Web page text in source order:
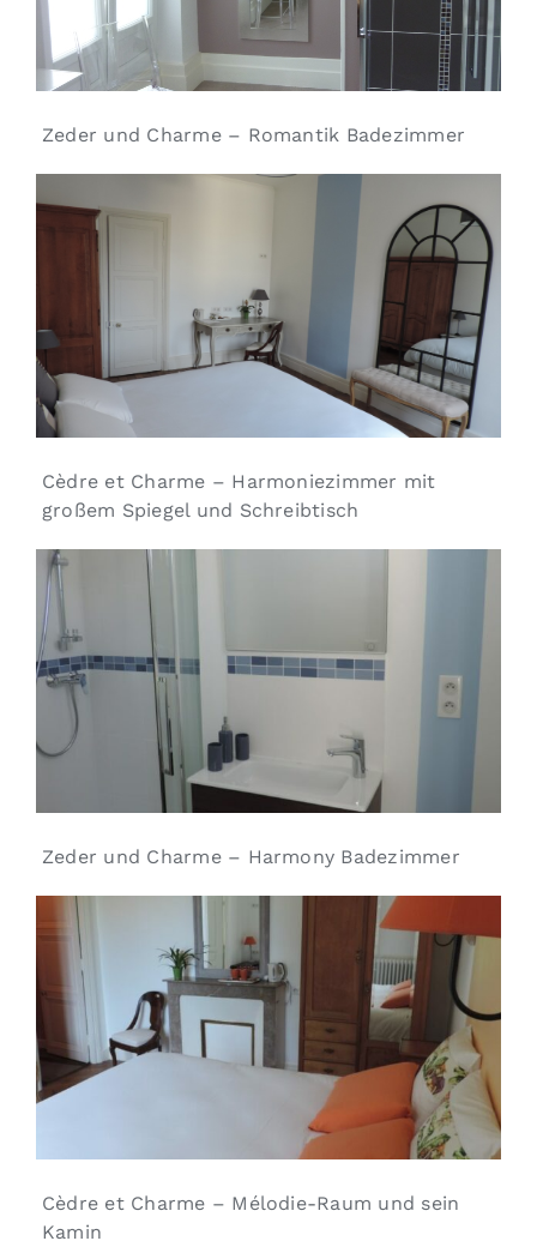
Zeder und Charme – Romantik Badezimmer
Cèdre et Charme – Harmoniezimmer mit
großem Spiegel und Schreibtisch
Zeder und Charme – Harmony Badezimmer
Cèdre et Charme – Mélodie-Raum und sein
Kamin